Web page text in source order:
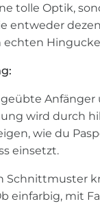
tolle Optik,
entweder
echten
wird durch
wie du
einsetzt.
Schnittmuster
einfarbig, mit